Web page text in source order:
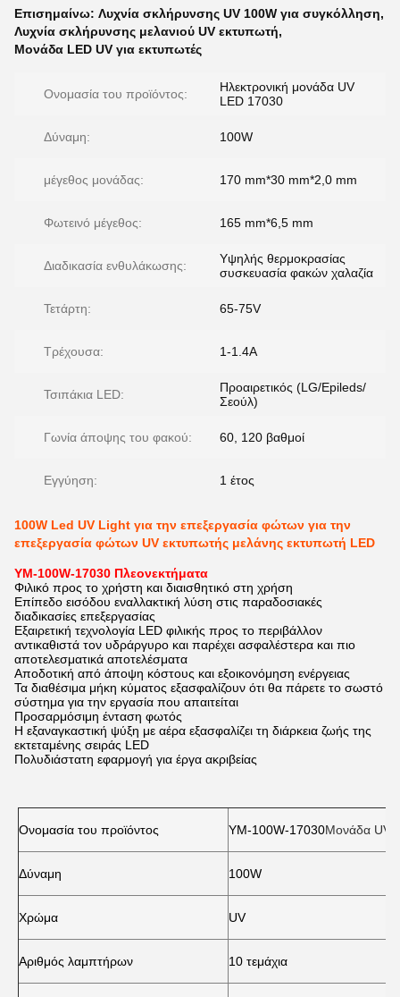
Επισημαίνω: Λυχνία σκλήρυνσης UV 100W για συγκόλληση,
Λυχνία σκλήρυνσης μελανιού UV εκτυπωτή,
Μονάδα LED UV για εκτυπωτές
Ονομασία του προϊόντος:
Ηλεκτρονική μονάδα UV
LED 17030
Δύναμη: 100W
μέγεθος μονάδας: 170 mm*30 mm*2,0 mm
Φωτεινό μέγεθος: 165 mm*6,5 mm
Διαδικασία ενθυλάκωσης:
Υψηλής θερμοκρασίας
συσκευασία φακών χαλαζία
Τετάρτη: 65-75V
Τρέχουσα: 1-1.4Α
Τσιπάκια LED:
Προαιρετικός (LG/Epileds/
Σεούλ)
Γωνία άποψης του φακού: 60, 120 βαθμοί
Εγγύηση: 1 έτος
100W Led UV Light για την επεξεργασία φώτων για την
επεξεργασία φώτων UV εκτυπωτής μελάνης εκτυπωτή LED
YM-100W-17030 Πλεονεκτήματα
Φιλικό προς το χρήστη και διαισθητικό στη χρήση
Επίπεδο εισόδου εναλλακτική λύση στις παραδοσιακές
διαδικασίες επεξεργασίας
Εξαιρετική τεχνολογία LED φιλικής προς το περιβάλλον
αντικαθιστά τον υδράργυρο και παρέχει ασφαλέστερα και πιο
αποτελεσματικά αποτελέσματα
Αποδοτική από άποψη κόστους και εξοικονόμηση ενέργειας
Τα διαθέσιμα μήκη κύματος εξασφαλίζουν ότι θα πάρετε το σωστό
σύστημα για την εργασία που απαιτείται
Προσαρμόσιμη ένταση φωτός
Η εξαναγκαστική ψύξη με αέρα εξασφαλίζει τη διάρκεια ζωής της
εκτεταμένης σειράς LED
Πολυδιάστατη εφαρμογή για έργα ακριβείας
Ονομασία του προϊόντος YM-100W-17030Μονάδα UV
Δύναμη 100W
Χρώμα UV
Αριθμός λαμπτήρων 10 τεμάχια